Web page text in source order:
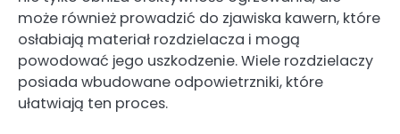
może również prowadzić do zjawiska kawern, które
osłabiają materiał rozdzielacza i mogą
powodować jego uszkodzenie. Wiele rozdzielaczy
posiada wbudowane odpowietrzniki, które
ułatwiają ten proces.